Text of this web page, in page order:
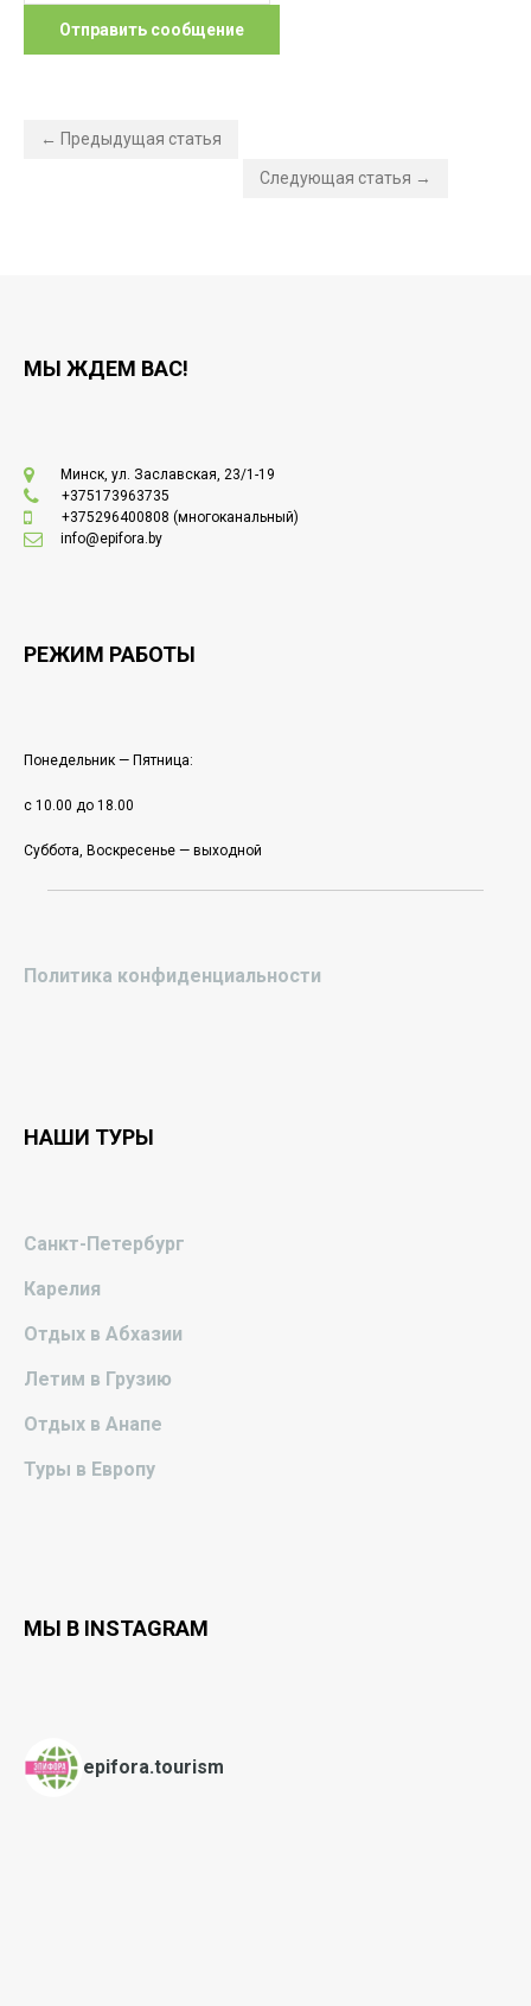
← Предыдущая статья
Следующая статья →
МЫ ЖДЕМ ВАС!
Минск, ул. Заславская, 23/1-19
+375173963735
+375296400808 (многоканальный)
info@epifora.by
РЕЖИМ РАБОТЫ
Понедельник — Пятница:
с 10.00 до 18.00
Суббота, Воскресенье — выходной
Политика конфиденциальности
НАШИ ТУРЫ
Санкт-Петербург
Карелия
Отдых в Абхазии
Летим в Грузию
Отдых в Анапе
Туры в Европу
МЫ В INSTAGRAM
epifora.tourism